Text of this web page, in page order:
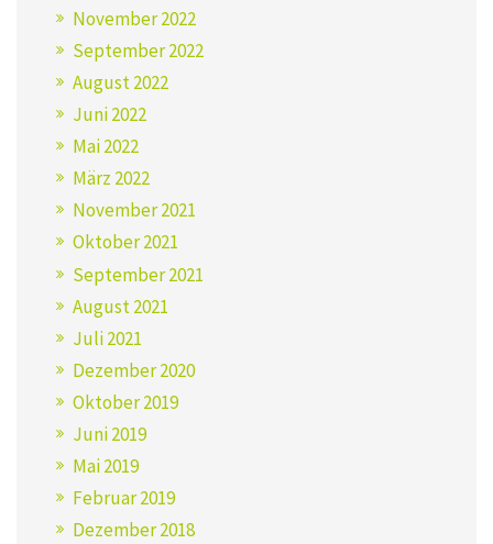
November 2022
September 2022
August 2022
Juni 2022
Mai 2022
März 2022
November 2021
Oktober 2021
September 2021
August 2021
Juli 2021
Dezember 2020
Oktober 2019
Juni 2019
Mai 2019
Februar 2019
Dezember 2018